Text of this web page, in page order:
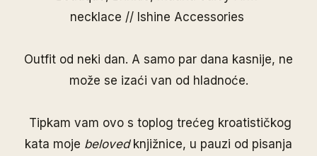
necklace // Ishine Accessories
Outfit od neki dan. A samo par dana kasnije, ne
može se izaći van od hladnoće.
Tipkam vam ovo s toplog trećeg kroatističkog
kata moje belovedknjižnice, u pauzi od pisanja